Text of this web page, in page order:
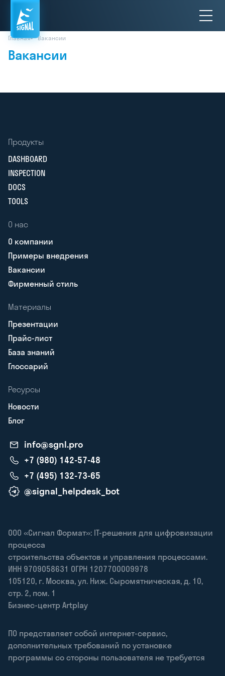
Главная Вакансии
Вакансии
Продукты
DASHBOARD
INSPECTION
DOCS
TOOLS
О нас
О компании
Примеры внедрения
Вакансии
Фирменный стиль
Материалы
Презентации
Прайс-лист
База знаний
Глоссарий
Ресурсы
Новости
Блог
info@sgnl.pro
+7 (980) 142-57-48
+7 (495) 132-73-65
@signal_helpdesk_bot
ООО «Сигнал Формат»: IT-решения для цифровизации
процесса
строительства объектов и управления процессами.
ИНН 9709058631 ОГРН 1207700009978
105120, г. Москва, ул. Ниж. Сыромятническая, д. 10,
стр. 2, пом. 1
Бизнес-центр Artplay
ПО представляет собой интернет-сервис,
дополнительных требований по установке
программы со стороны пользователя не требуется